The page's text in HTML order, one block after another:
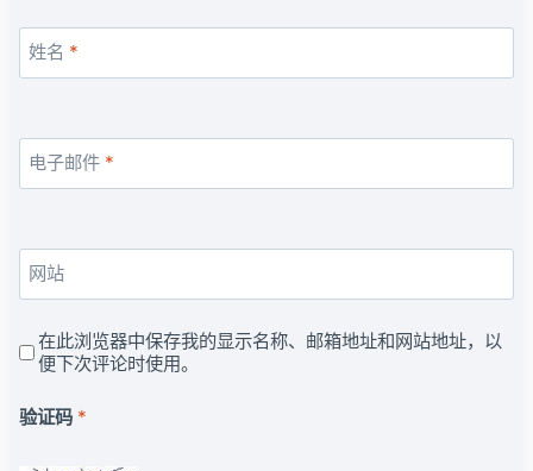
姓名 *
电子邮件 *
网站
在此浏览器中保存我的显示名称、邮箱地址和网站地址，以
便下次评论时使用。
验证码 *